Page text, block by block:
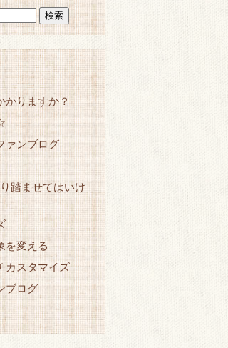
かりますか？
ァンブログ
踏ませてはいけ
を変える
カスタマイズ
ブログ